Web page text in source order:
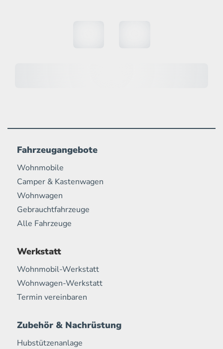
Fahrzeugangebote
Wohnmobile
Camper & Kastenwagen
Wohnwagen
Gebrauchtfahrzeuge
Alle Fahrzeuge
Werkstatt
Wohnmobil-Werkstatt
Wohnwagen-Werkstatt
Termin vereinbaren
Zubehör & Nachrüstung
Hubstützenanlage